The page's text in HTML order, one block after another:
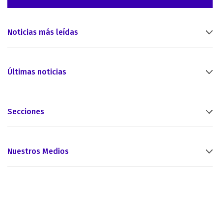
Noticias más leídas
Últimas noticias
Secciones
Nuestros Medios